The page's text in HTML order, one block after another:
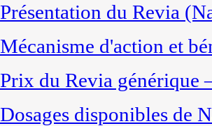
Présentation du Revia
Mécanisme d'action et
Prix du Revia générique
Dosages disponibles de